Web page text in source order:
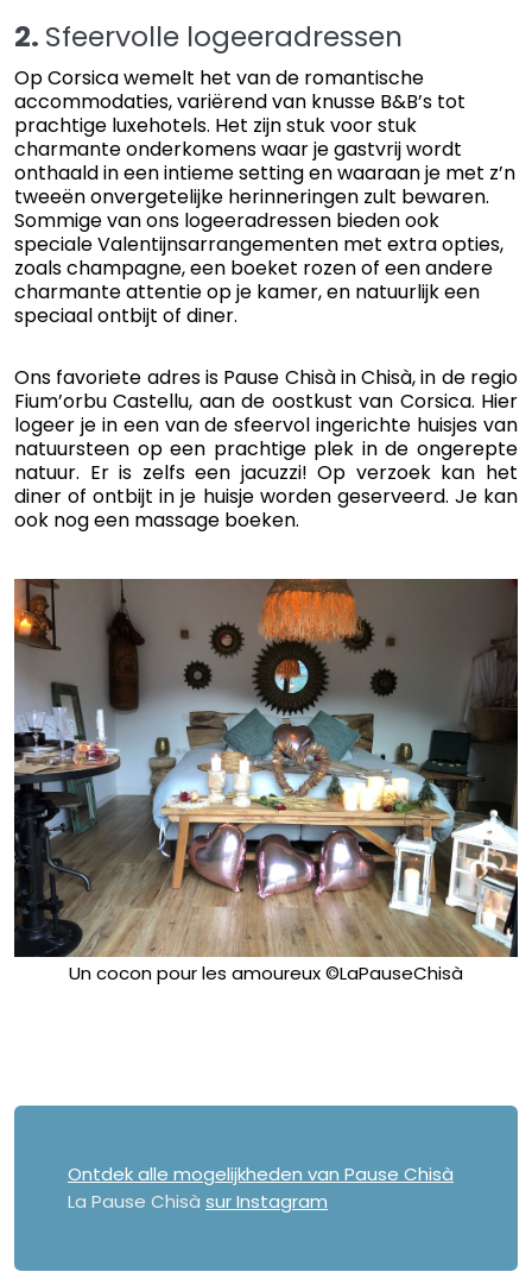
2. Sfeervolle logeeradressen
Op Corsica wemelt het van de romantische
accommodaties, variërend van knusse B&B’s tot
prachtige luxehotels. Het zijn stuk voor stuk
charmante onderkomens waar je gastvrij wordt
onthaald in een intieme setting en waaraan je met z’n
tweeën onvergetelijke herinneringen zult bewaren.
Sommige van ons logeeradressen bieden ook
speciale Valentijnsarrangementen met extra opties,
zoals champagne, een boeket rozen of een andere
charmante attentie op je kamer, en natuurlijk een
speciaal ontbijt of diner.
Ons favoriete adres is Pause Chisà in Chisà, in de regio
Fium’orbu Castellu, aan de oostkust van Corsica. Hier
logeer je in een van de sfeervol ingerichte huisjes van
natuursteen op een prachtige plek in de ongerepte
natuur. Er is zelfs een jacuzzi! Op verzoek kan het
diner of ontbijt in je huisje worden geserveerd. Je kan
ook nog een massage boeken.
Un cocon pour les amoureux ©LaPauseChisà
Ontdek alle mogelijkheden van Pause Chisà
La Pause Chisà sur Instagram